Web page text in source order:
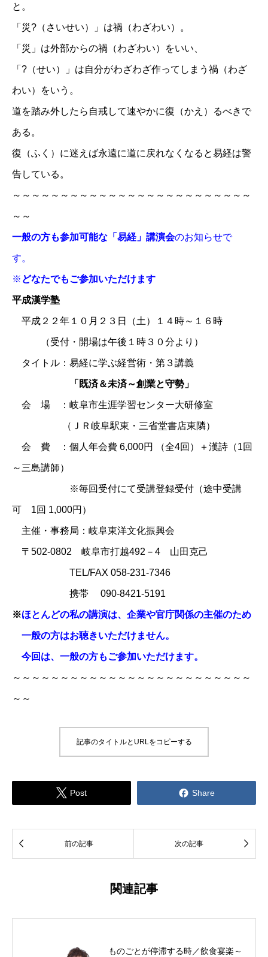
と。
「災?（さいせい）」は禍（わざわい）。
「災」は外部からの禍（わざわい）をいい、
「?（せい）」は自分がわざわざ作ってしまう禍（わざ
わい）をいう。
道を踏み外したら自戒して速やかに復（かえ）るべきで
ある。
復（ふく）に迷えば永遠に道に戻れなくなると易経は警
告している。
～～～～～～～～～～～～～～～～～～～～～～～～～
～～
一般の方も参加可能な「易経」講演会のお知らせで
す。
※ どなたでもご参加いただけます
平成漢学塾
平成２２年１０月２３日（土）１４時～１６時
（受付・開場は午後１時３０分より）
タイトル：易経に学ぶ経営術・第３講義
「既済＆未済～創業と守勢」
会 場 ：岐阜市生涯学習センター大研修室
（ＪＲ岐阜駅東・三省堂書店東隣）
会 費 ：個人年会費 6,000円 （全4回）＋漢詩（1回
～三島講師）
※毎回受付にて受講登録受付（途中受講
可 1回 1,000円）
主催・事務局： 岐阜東洋文化振興会
〒502-0802 岐阜市打越492－4 山田克己
TEL/FAX 058-231-7346
携帯 090-8421-5191
※ほとんどの私の講演は、企業や官庁関係の主催のため
一般の方はお聴きいただけません。
今回は、一般の方もご参加いただけます。
～～～～～～～～～～～～～～～～～～～～～～～～～
～～
記事のタイトルとURLをコピーする
 Post  Share
 前の記事 次の記事 
関連記事
ものごとが停滞する時／飲食宴楽～